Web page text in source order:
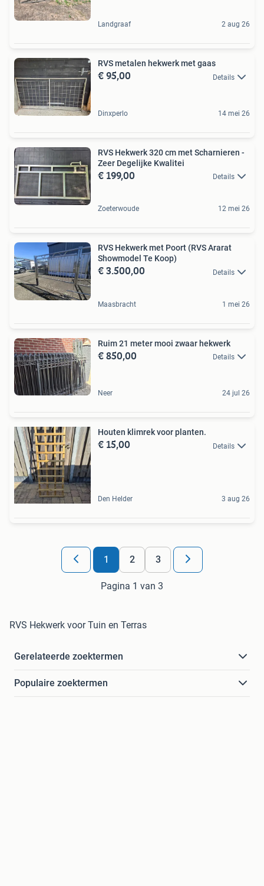
Landgraaf 2 aug 26
RVS metalen hekwerk met gaas
€ 95,00 Details
Dinxperlo 14 mei 26
RVS Hekwerk 320 cm met Scharnieren -
Zeer Degelijke Kwalitei
€ 199,00 Details
Zoeterwoude 12 mei 26
RVS Hekwerk met Poort (RVS Ararat
Showmodel Te Koop)
€ 3.500,00 Details
Maasbracht 1 mei 26
Ruim 21 meter mooi zwaar hekwerk
€ 850,00 Details
Neer 24 jul 26
Houten klimrek voor planten.
€ 15,00 Details
Den Helder 3 aug 26
1 2 3
Pagina 1 van 3
RVS Hekwerk voor Tuin en Terras
Gerelateerde zoektermen
Populaire zoektermen